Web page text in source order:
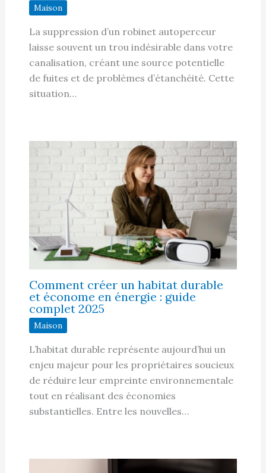
Maison
La suppression d’un robinet autoperceur
laisse souvent un trou indésirable dans votre
canalisation, créant une source potentielle
de fuites et de problèmes d’étanchéité. Cette
situation…
Comment créer un habitat durable
et économe en énergie : guide
complet 2025
Maison
L’habitat durable représente aujourd’hui un
enjeu majeur pour les propriétaires soucieux
de réduire leur empreinte environnementale
tout en réalisant des économies
substantielles. Entre les nouvelles…